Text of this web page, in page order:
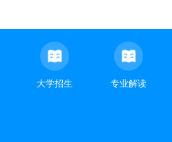
大学招生 专业解读